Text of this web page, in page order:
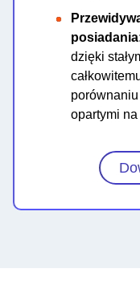
dzięki
opartymi